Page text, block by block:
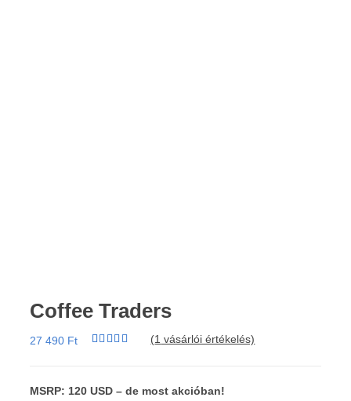
Coffee Traders
27 490 Ft
értékelés
(1 vásárlói értékelés)
MSRP: 120 USD – de most akcióban!